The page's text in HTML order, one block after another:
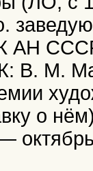
о.
СССР
В. М.
о